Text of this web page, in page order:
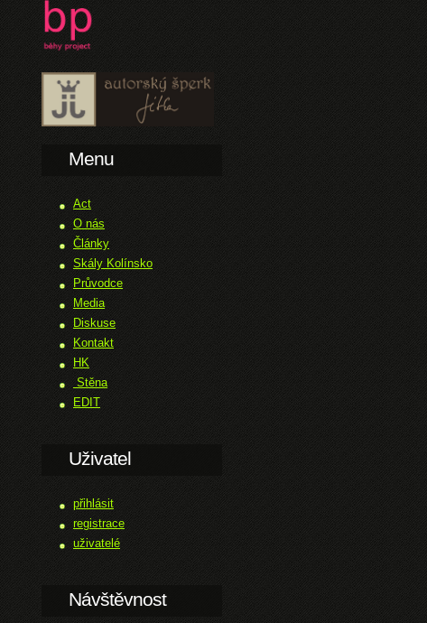
Menu
Act
O nás
Články
Skály Kolínsko
Průvodce
Media
Diskuse
Kontakt
HK
Stěna
EDIT
Uživatel
přihlásit
registrace
uživatelé
Návštěvnost